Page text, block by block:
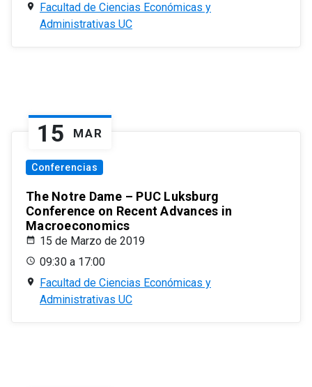
Facultad de Ciencias Económicas y
Administrativas UC
15 MAR
Conferencias
The Notre Dame – PUC Luksburg
Conference on Recent Advances in
Macroeconomics
15 de Marzo de 2019
09:30 a 17:00
Facultad de Ciencias Económicas y
Administrativas UC